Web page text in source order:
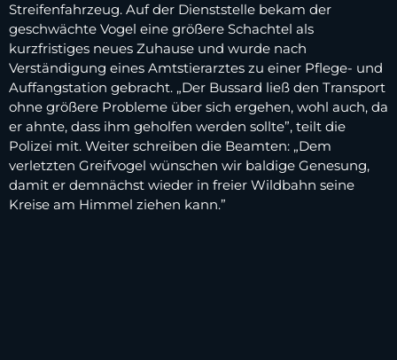
Streifenfahrzeug. Auf der Dienststelle bekam der
geschwächte Vogel eine größere Schachtel als
kurzfristiges neues Zuhause und wurde nach
Verständigung eines Amtstierarztes zu einer Pflege- und
Auffangstation gebracht. „Der Bussard ließ den Transport
ohne größere Probleme über sich ergehen, wohl auch, da
er ahnte, dass ihm geholfen werden sollte”, teilt die
Polizei mit. Weiter schreiben die Beamten: „Dem
verletzten Greifvogel wünschen wir baldige Genesung,
damit er demnächst wieder in freier Wildbahn seine
Kreise am Himmel ziehen kann.”